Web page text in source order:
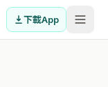
下載App